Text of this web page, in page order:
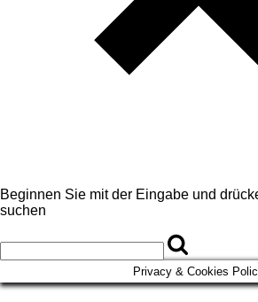
Beginnen Sie mit der Eingabe und
suchen
Privacy & Cookies